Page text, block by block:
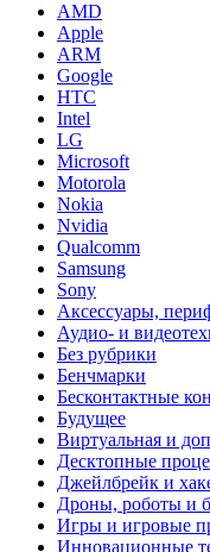
AMD
Apple
ARM
Google
HTC
Intel
LG
Microsoft
Motorola
Nokia
Nvidia
Qualcomm
Samsung
Sony
Аксессуары,
Аудио- и
Без рубрики
Бенчмарки
Бесконтактные
Будущее
Виртуальная и
Десктопные
Джейлбрейк и
Дроны, роботы и
Игры и игровые
Инновационные